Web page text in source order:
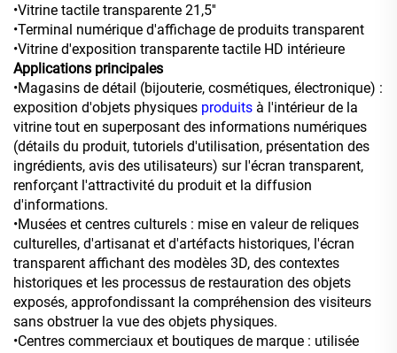
•Vitrine tactile transparente 21,5''
•Terminal numérique d'affichage de produits transparent
•Vitrine d'exposition transparente tactile HD intérieure
Applications principales
•Magasins de détail (bijouterie, cosmétiques, électronique) :
exposition d'objets physiques produits à l'intérieur de la
vitrine tout en superposant des informations numériques
(détails du produit, tutoriels d'utilisation, présentation des
ingrédients, avis des utilisateurs) sur l'écran transparent,
renforçant l'attractivité du produit et la diffusion
d'informations.
•Musées et centres culturels : mise en valeur de reliques
culturelles, d'artisanat et d'artéfacts historiques, l'écran
transparent affichant des modèles 3D, des contextes
historiques et les processus de restauration des objets
exposés, approfondissant la compréhension des visiteurs
sans obstruer la vue des objets physiques.
•Centres commerciaux et boutiques de marque : utilisée